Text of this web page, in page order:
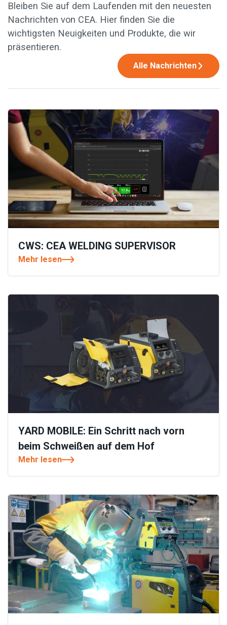
Bleiben Sie auf dem Laufenden mit den neuesten
Nachrichten von CEA. Hier finden Sie die
wichtigsten Neuigkeiten und Produkte, die wir
präsentieren.
Alle Nachrichten
CWS: CEA WELDING SUPERVISOR
Mehr lesen
YARD MOBILE: Ein Schritt nach vorn
beim Schweißen auf dem Hof
Mehr lesen